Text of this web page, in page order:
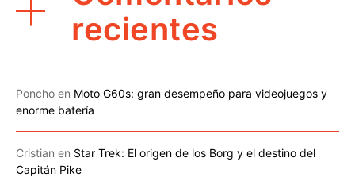
recientes
Poncho en Moto G60s: gran desempeño para videojuegos y
enorme batería
Cristian en Star Trek: El origen de los Borg y el destino del
Capitán Pike